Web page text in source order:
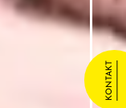
KONTAKT